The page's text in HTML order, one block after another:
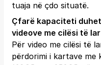
tuaja në çdo situatë.
Çfarë kapaciteti
videove me cilësi të
Për video me cilësi të
përdorimi i kartave me